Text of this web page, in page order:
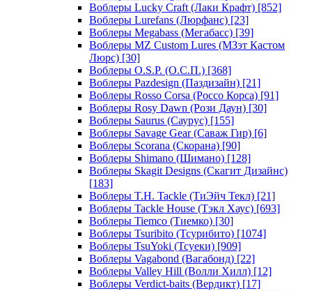
Воблеры Lucky Craft (Лаки Крафт) [852]
Воблеры Lurefans (Люрфанс) [23]
Воблеры Megabass (Мегабасс) [39]
Воблеры MZ Custom Lures (МЗэт Кастом
Люрс) [30]
Воблеры O.S.P. (О.С.П.) [368]
Воблеры Pazdesign (Паздизайн) [21]
Воблеры Rosso Corsa (Россо Корса) [91]
Воблеры Rosy Dawn (Рози Даун) [30]
Воблеры Saurus (Саурус) [155]
Воблеры Savage Gear (Саваж Гир) [6]
Воблеры Scorana (Скорана) [90]
Воблеры Shimano (Шимано) [128]
Воблеры Skagit Designs (Скагит Дизайнс)
[183]
Воблеры T.H. Tackle (ТиЭйч Текл) [21]
Воблеры Tackle House (Тэкл Хаус) [693]
Воблеры Tiemco (Тиемко) [30]
Воблеры Tsuribito (Тсурибито) [1074]
Воблеры TsuYoki (Тсуеки) [909]
Воблеры Vagabond (Вагабонд) [22]
Воблеры Valley Hill (Волли Хилл) [12]
Воблеры Verdict-baits (Вердикт) [17]